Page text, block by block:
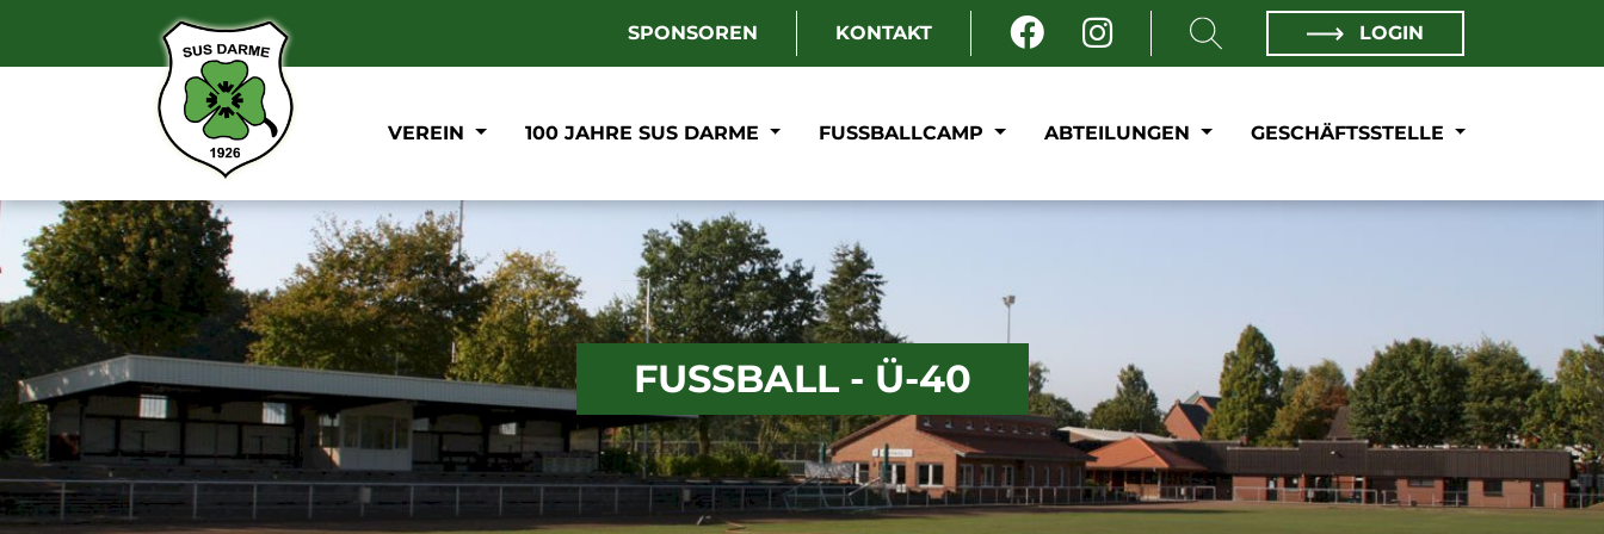
SPONSOREN KONTAKT LOGIN
VEREIN 100 JAHRE SUS DARME FUSSBALLCAMP ABTEILUNGEN GESCHÄFTSSTELLE
FUSSBALL - Ü-40